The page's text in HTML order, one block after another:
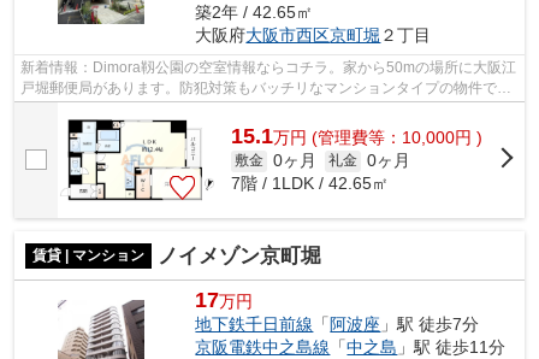
築2年 / 42.65㎡
大阪府大阪市西区京町堀 ２丁目
新着情報：Dimora靱公園の空室情報ならコチラ。家から50mの場所に大阪江
戸堀郵便局があります。防犯対策もバッチリなマンションタイプの物件で
す。満足できる素敵な外観タイル張りの物...
15.1万円 (管理費等：10,000円 )
敷金 0ヶ月 礼金 0ヶ月
7階 / 1LDK / 42.65㎡
賃貸 | マンション ノイメゾン京町堀
17万円
地下鉄千日前線 「 阿波座 」駅 徒歩7分
京阪電鉄中之島線 「中之島 」駅 徒歩11分